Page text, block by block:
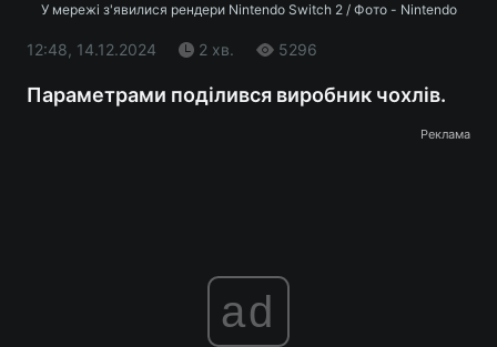
У мережі з'явилися рендери Nintendo Switch 2 / Фото - Nintendo
12:48, 14.12.2024 2 хв. 5296
Параметрами поділився виробник чохлів.
Реклама
ad